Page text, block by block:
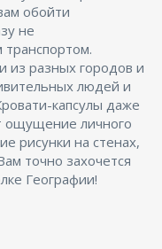
обойти
не
из разных городов и
людей и
капсулы даже
ощущение личного
рисунки на стенах,
точно захочется
Географии!